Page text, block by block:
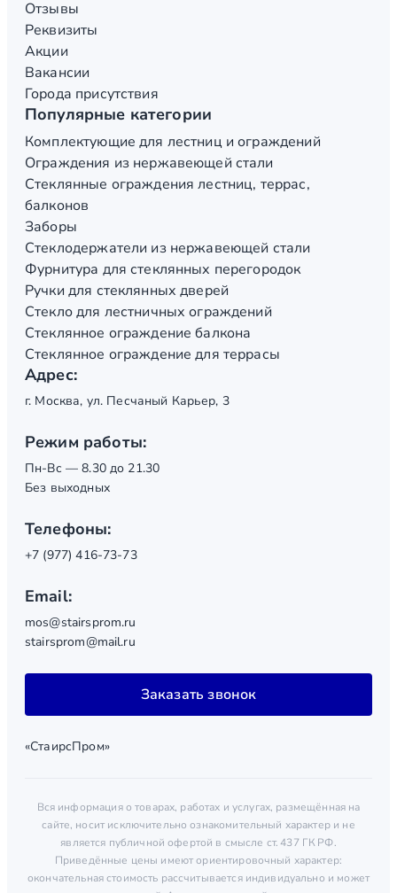
Отзывы
Реквизиты
Акции
Вакансии
Города присутствия
Популярные категории
Комплектующие для лестниц и ограждений
Ограждения из нержавеющей стали
Стеклянные ограждения лестниц, террас,
балконов
Заборы
Стеклодержатели из нержавеющей стали
Фурнитура для стеклянных перегородок
Ручки для стеклянных дверей
Стекло для лестничных ограждений
Стеклянное ограждение балкона
Стеклянное ограждение для террасы
Адрес:
г. Москва, ул. Песчаный Карьер, 3
Режим работы:
Пн-Вс — 8.30 до 21.30
Без выходных
Телефоны:
+7 (977) 416-73-73
Email:
mos@stairsprom.ru
stairsprom@mail.ru
Заказать звонок
«СтаирсПром»
Вся информация о товарах, работах и услугах, размещённая на
сайте, носит исключительно ознакомительный характер и не
является публичной офертой в смысле ст. 437 ГК РФ.
Приведённые цены имеют ориентировочный характер:
окончательная стоимость рассчитывается индивидуально и может